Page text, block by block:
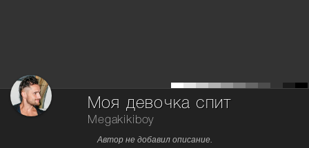
Моя девочка спит
Megakikiboy
Автор не добавил описание.